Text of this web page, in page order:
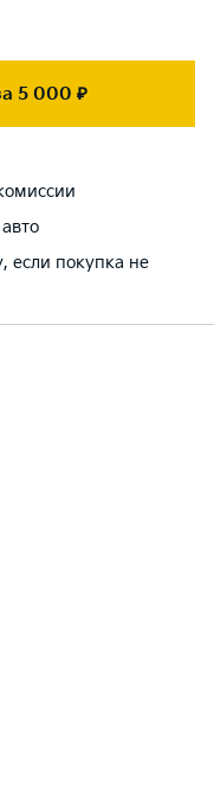
5 000 ₽
если покупка не